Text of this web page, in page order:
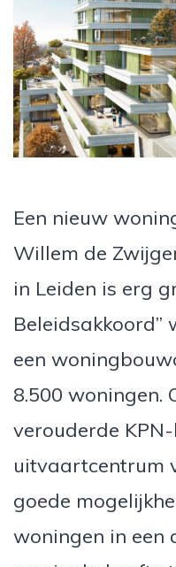
Een nieuw
Willem de
in Leiden is erg
een
8.500 woningen.
verouderde
uitvaartcentrum
goede
woningen in een